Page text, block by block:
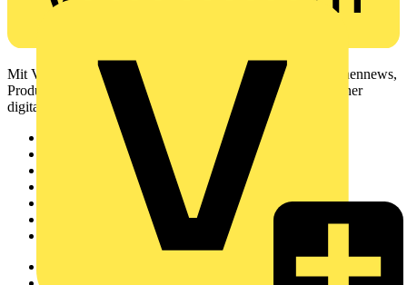
Mit Voltimum erhalten Elektrofachkräfte Zugang zu Branchennews,
Produktinformationen, Schulungen und Tools – alles auf einer
digitalen Plattform und Community.